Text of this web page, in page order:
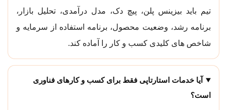
تیم باید بیزینس پلن، پیچ دک، مدل درآمدی، تحلیل بازار،
برنامه رشد، وضعیت محصول، برنامه استفاده از سرمایه و
شاخص های کلیدی کسب و کار را آماده کند.
آیا خدمات استارتاپی فقط برای کسب و کارهای فناوری
است؟